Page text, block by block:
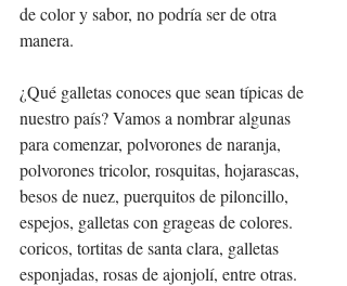
de color y sabor, no podría ser de otra
manera.
¿Qué galletas conoces que sean típicas de
nuestro país? Vamos a nombrar algunas
para comenzar, polvorones de naranja,
polvorones tricolor, rosquitas, hojarascas,
besos de nuez, puerquitos de piloncillo,
espejos, galletas con grageas de colores.
coricos, tortitas de santa clara, galletas
esponjadas, rosas de ajonjolí, entre otras.